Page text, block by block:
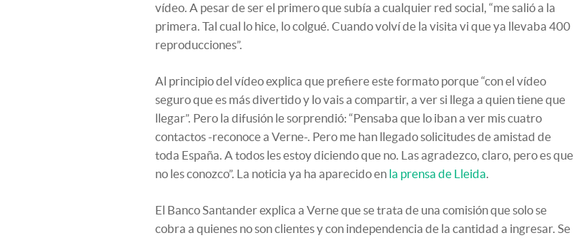
vídeo. A pesar de ser el primero que subía a cualquier red social, “me salió a la
primera. Tal cual lo hice, lo colgué. Cuando volví de la visita vi que ya llevaba 400
reproducciones”.
Al principio del vídeo explica que prefiere este formato porque “con el vídeo
seguro que es más divertido y lo vais a compartir, a ver si llega a quien tiene que
llegar”. Pero la difusión le sorprendió: “Pensaba que lo iban a ver mis cuatro
contactos -reconoce a Verne-. Pero me han llegado solicitudes de amistad de
toda España. A todos les estoy diciendo que no. Las agradezco, claro, pero es que
no les conozco”. La noticia ya ha aparecido en la prensa de Lleida.
El Banco Santander explica a Verne que se trata de una comisión que solo se
cobra a quienes no son clientes y con independencia de la cantidad a ingresar. Se